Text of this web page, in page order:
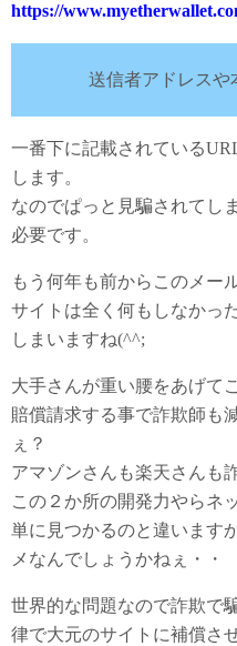
https://
送信者アドレスや
一番下に記載されている
します。
なのでぱっと見騙されてし
必要です。
もう何年も前からこのメー
サイトは全く何もしなかっ
しまいますね(^^;
大手さんが重い腰をあげて
賠償請求する事で詐欺師も
ぇ？
アマゾンさんも楽天さんも
この２か所の開発力やらネ
単に見つかるのと違います
メなんでしょうかねぇ・・
世界的な問題なので詐欺で
律で大元のサイトに補償さ